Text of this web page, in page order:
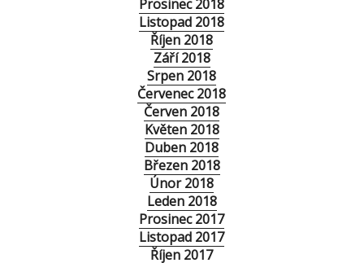
Prosinec 2018
Listopad 2018
Říjen 2018
Září 2018
Srpen 2018
Červenec 2018
Červen 2018
Květen 2018
Duben 2018
Březen 2018
Únor 2018
Leden 2018
Prosinec 2017
Listopad 2017
Říjen 2017